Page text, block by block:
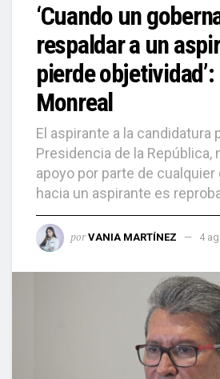
‘Cuando un
respaldar a un
pierde
Monreal
El aspirante a la candidatura
Presidencia de la República,
apoyo por parte de cualquier
hacia un aspirante es
por VANIA MARTÍNEZ 4